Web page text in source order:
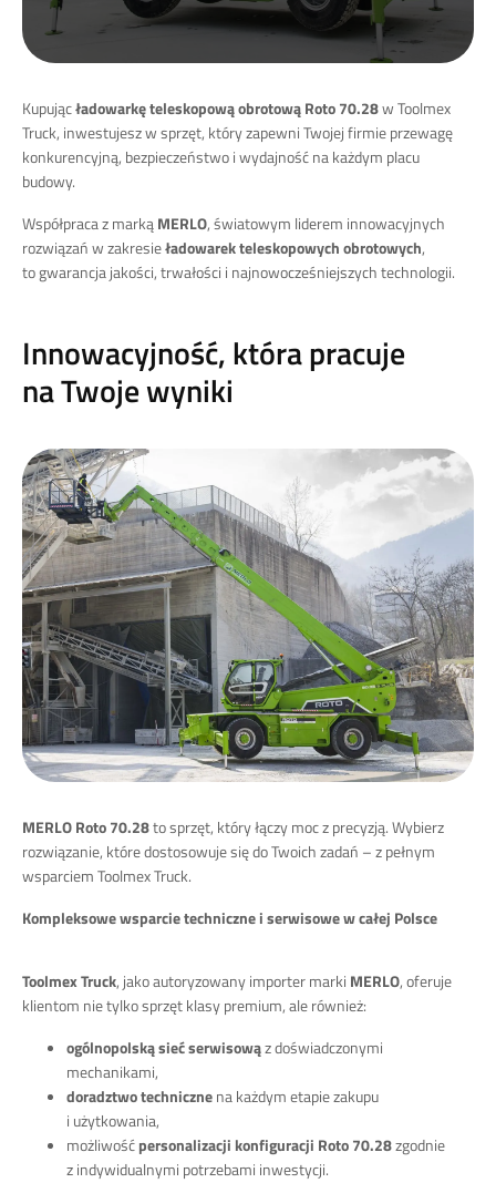
Kupującładowarkę teleskopową obrotową Roto 70.28w Toolmex
Truck, inwestujesz w sprzęt, który zapewni Twojej firmie przewagę
konkurencyjną, bezpieczeństwo i wydajność na każdym placu
budowy.
Współpraca z markąMERLO, światowym liderem innowacyjnych
rozwiązań w zakresieładowarek teleskopowych obrotowych,
to gwarancja jakości, trwałości i najnowocześniejszych technologii.
Innowacyjność, która pracuje
na Twoje wyniki
MERLO Roto 70.28to sprzęt, który łączy moc z precyzją. Wybierz
rozwiązanie, które dostosowuje się do Twoich zadań – z pełnym
wsparciem Toolmex Truck.
Kompleksowe wsparcie techniczne i serwisowe w całej Polsce
Toolmex Truck, jako autoryzowany importer marki MERLO, oferuje
klientom nie tylko sprzęt klasy premium, ale również:
ogólnopolską sieć serwisowąz doświadczonymi
mechanikami,
doradztwo technicznena każdym etapie zakupu
i użytkowania,
możliwośćpersonalizacji konfiguracji Roto 70.28zgodnie
z indywidualnymi potrzebami inwestycji.